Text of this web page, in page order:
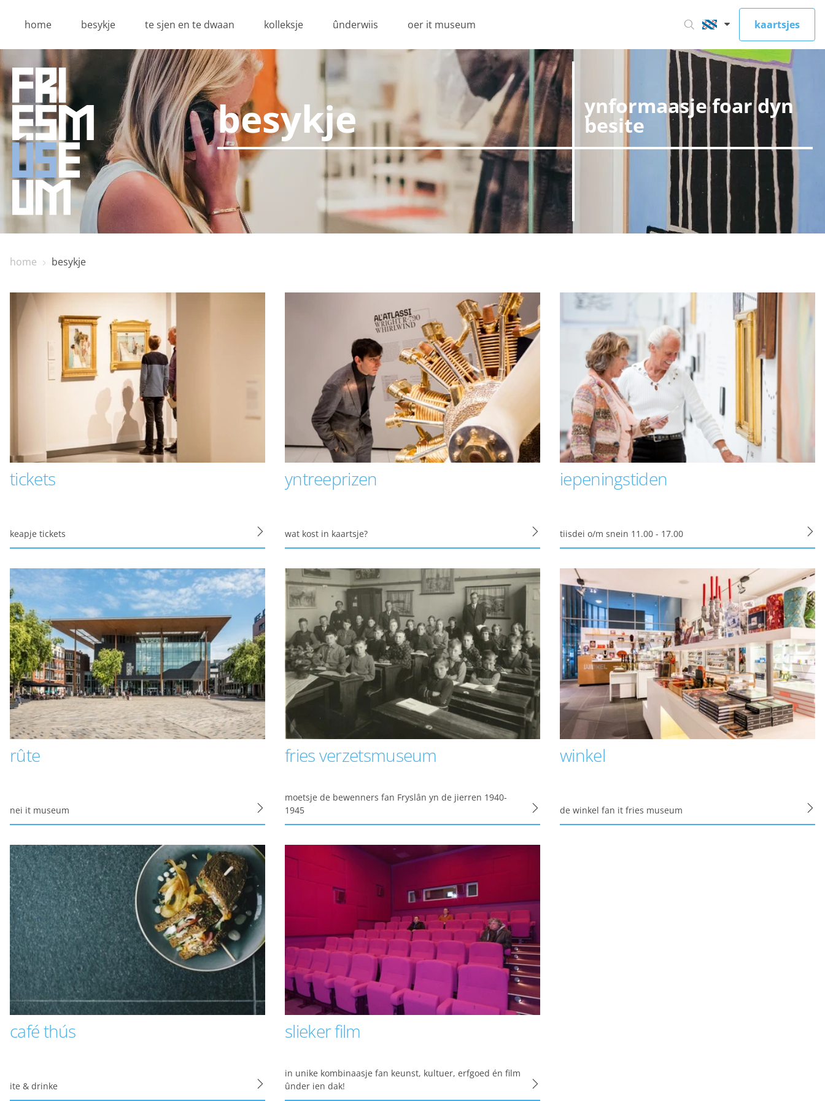
home besykje te sjen en te dwaan kolleksje ûnderwiis oer it museum kaartsjes
besykje ynformaasje foar dyn
besite
home besykje
tickets
keapje tickets
yntreeprizen
wat kost in kaartsje?
iepeningstiden
tiisdei o/m snein 11.00 - 17.00
rûte
nei it museum
fries verzetsmuseum
moetsje de bewenners fan Fryslân yn de jierren 1940-
1945
winkel
de winkel fan it fries museum
café thús
ite & drinke
slieker film
in unike kombinaasje fan keunst, kultuer, erfgoed én film
ûnder ien dak!
Privacy opties
Mei tank oan cookies hoege jo net elke kear deselde ynformaasje yn te fieren as jo ús side besjen.
Se jouwe ús ek ynsjoch yn hoe't jo ús side besjen. Op dizze manier kinne wy ​​har better meitsje.
Functionele cookies
Functionele cookies zijn nodig om de website goed te laten functioneren. Voor het opslaan van de
privacy voorkeur, het maken van een boeking en dergelijke acties zijn deze cookies noodzakelijk.
weer een beetje beter te maken. Het bezoekgedrag wordt anoniem in beeld gebracht. Maakt opslag
mogelijk die de functionaliteit van de website of app ondersteunt, bijvoorbeeld taalinstellingen. Maakt
opslag mogelijk, zoals cookies (web) of apparaatidentificatoren (apps), gerelateerd aan analyse,
bijvoorbeeld bezoekduur.
Analytische cookies
Marketing cookies
We gebruiken marketingcookies om je aanbiedingen te sturen waar je ook écht op zit te wachten. Die
aanbiedingen baseren we op wat je op de website bekijkt of op jouw persoonlijke interesses. We maken
ook gebruik van cookies van YouTube, Facebook en Instagram, zodat je filmpjes en informatie kunt
delen met je vrienden via social media. Maakt opslag mogelijk, zoals cookies (web) of
apparaatidentificatoren (apps), gerelateerd aan reclame.
We gebruiken marketingcookies voor personalisatie, waarmee we jou de meest relevante advertenties
kunnen tonen. Die aanbiedingen baseren we op wat je op de website bekijkt of op jouw persoonlijke
en informatie kunt delen met je vrienden via social media. Stelt toestemming in voor gepersonaliseerde
advertenties.
Personalisatie cookies
Gedeelde klantinformatie
We delen jouw klantgegevens met derde partijen, om beter inzicht te krijgen in het functioneren van de
website en onze marketingkanalen. Stelt toestemming in voor het verzenden van gebruikersgegevens
naar Google voor online advertentiedoeleinden.
Gedeelde klantinformatie
Alles accepteren